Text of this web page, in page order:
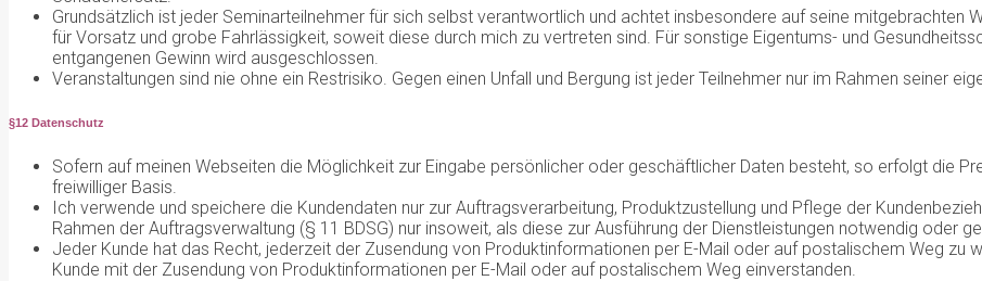
Grundsätzlich ist jeder Seminarteilnehmer für sich selbst verantwortlich und achtet insbesondere auf seine mitgebrachten
für Vorsatz und grobe Fahrlässigkeit, soweit diese durch mich zu vertreten sind. Für sonstige Eigentums- und
entgangenen Gewinn wird ausgeschlossen.
Veranstaltungen sind nie ohne ein Restrisiko. Gegen einen Unfall und Bergung ist jeder Teilnehmer nur im Rahmen seiner
§12 Datenschutz
Sofern auf meinen Webseiten die Möglichkeit zur Eingabe persönlicher oder geschäftlicher Daten besteht, so erfolgt die
freiwilliger Basis.
Ich verwende und speichere die Kundendaten nur zur Auftragsverarbeitung, Produktzustellung und Pflege der
Rahmen der Auftragsverwaltung (§ 11 BDSG) nur insoweit, als diese zur Ausführung der Dienstleistungen notwendig oder
Jeder Kunde hat das Recht, jederzeit der Zusendung von Produktinformationen per E-Mail oder auf postalischem Weg zu
Kunde mit der Zusendung von Produktinformationen per E-Mail oder auf postalischem Weg einverstanden.